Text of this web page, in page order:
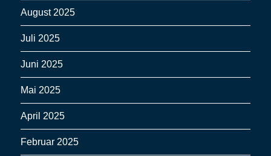
August 2025
Juli 2025
Juni 2025
Mai 2025
April 2025
Februar 2025